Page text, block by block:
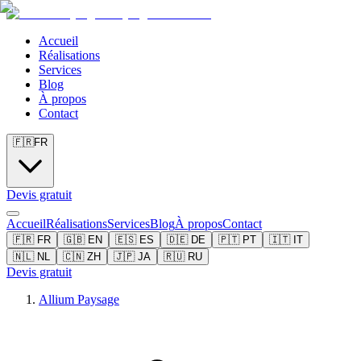
Accueil
Réalisations
Services
Blog
À propos
Contact
🇫🇷FR
Devis gratuit
AccueilRéalisationsServicesBlogÀ proposContact
🇫🇷 FR 🇬🇧 EN 🇪🇸 ES 🇩🇪 DE 🇵🇹 PT 🇮🇹 IT
🇳🇱 NL 🇨🇳 ZH 🇯🇵 JA 🇷🇺 RU
Devis gratuit
Allium Paysage